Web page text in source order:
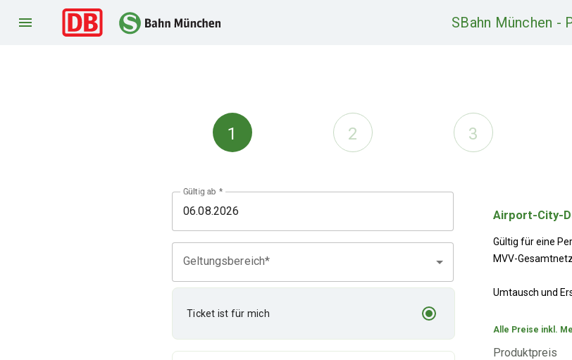
menu SBahn München -
1 2 3
Gültig ab
Geltungsbereich*
Ticket ist für mich
Airport-City-
Gültig für eine
MVV-
Umtausch und
Alle Preise inkl.
Produktpreis